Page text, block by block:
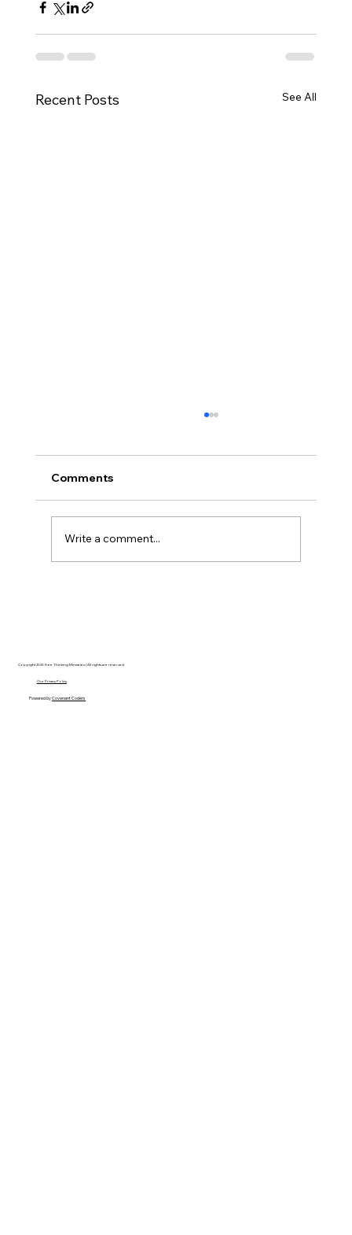
Recent Posts See All
Comments
Write a comment...
Copyright 2025 Free Thinking Ministries | All rights are reserved
Our Privacy Policy
Powered byCovenant Coders